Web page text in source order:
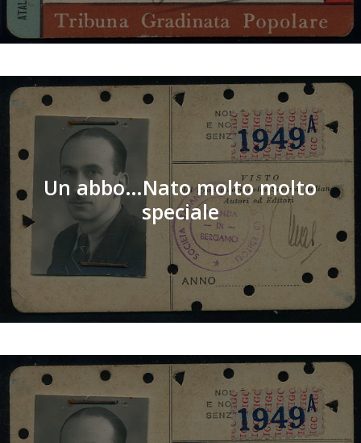
Un abbo…Nato molto molto
speciale